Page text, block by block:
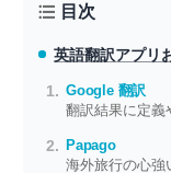
目次
英語翻訳アプリ
Google 翻訳
翻訳結果に定義
Papago